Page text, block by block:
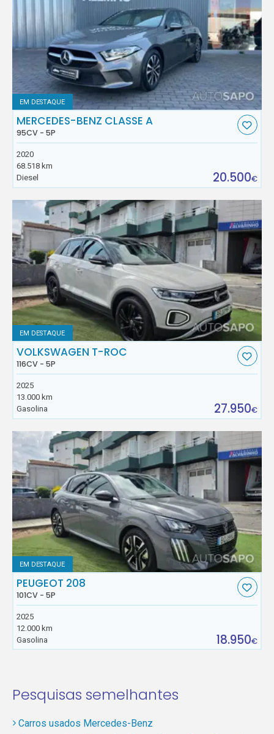
EM DESTAQUE
MERCEDES-BENZ CLASSE A
95CV - 5P
2020
68.518 km
Diesel
20.500€
EM DESTAQUE
VOLKSWAGEN T-ROC
116CV - 5P
2025
13.000 km
Gasolina
27.950€
EM DESTAQUE
PEUGEOT 208
101CV - 5P
2025
12.000 km
Gasolina
18.950€
Pesquisas semelhantes
Carros usados Mercedes-Benz